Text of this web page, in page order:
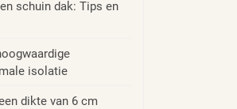
schuin dak: Tips en
isolatie
dikte van 6 cm